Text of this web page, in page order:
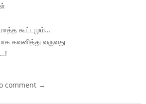
கூட்டமும்…
கவனித்து வருவது
comment →